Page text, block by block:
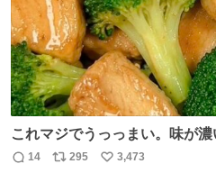
これマジでうっっまい。味が
1週間で3キロ痩せた😭
返
14
リ
295
い
3,473